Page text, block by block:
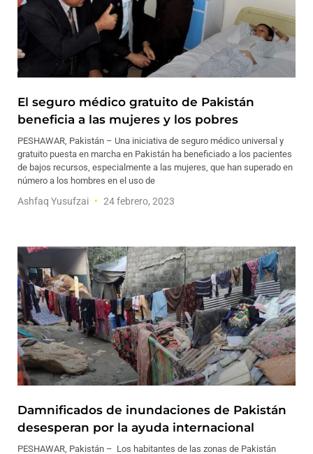
El seguro médico gratuito de Pakistán
beneficia a las mujeres y los pobres
PESHAWAR, Pakistán – Una iniciativa de seguro médico universal y
gratuito puesta en marcha en Pakistán ha beneficiado a los pacientes
de bajos recursos, especialmente a las mujeres, que han superado en
número a los hombres en el uso de
Ashfaq Yusufzai 24 febrero, 2023
Damnificados de inundaciones de Pakistán
desesperan por la ayuda internacional
PESHAWAR, Pakistán – Los habitantes de las zonas de Pakistán